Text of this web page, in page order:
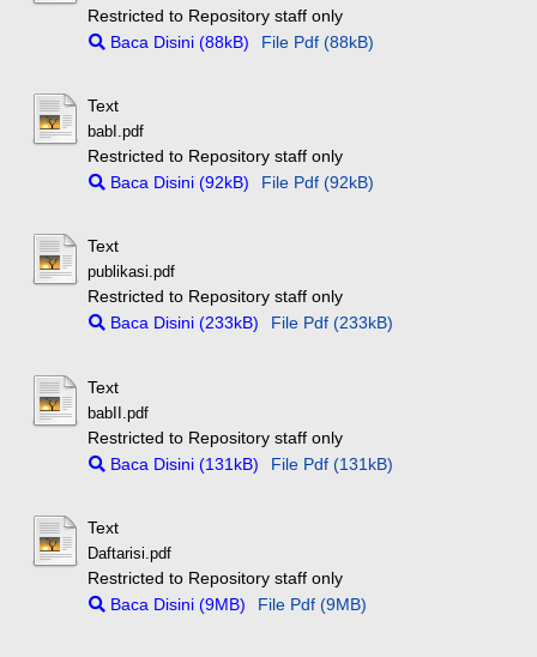
Restricted to Repository staff only
Baca Disini (88kB)
File Pdf (88kB)
Text
babI.pdf
Restricted to Repository staff only
Baca Disini (92kB)
File Pdf (92kB)
Text
publikasi.pdf
Restricted to Repository staff only
Baca Disini (233kB)
File Pdf (233kB)
Text
babII.pdf
Restricted to Repository staff only
Baca Disini (131kB)
File Pdf (131kB)
Text
Daftarisi.pdf
Restricted to Repository staff only
Baca Disini (9MB)
File Pdf (9MB)